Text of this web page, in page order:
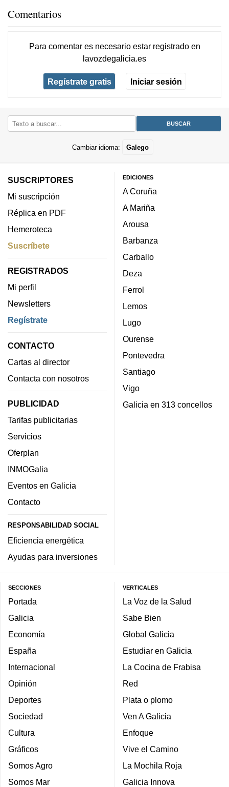
Comentarios
Para comentar es necesario estar registradoen
lavozdegalicia.es
Regístrate gratis Iniciar sesión
Cambiar idioma: Galego
SUSCRIPTORES
Mi suscripción
Réplica en PDF
Hemeroteca
Suscríbete
REGISTRADOS
Mi perfil
Newsletters
Regístrate
CONTACTO
Cartas al director
Contacta con nosotros
PUBLICIDAD
Tarifas publicitarias
Servicios
Oferplan
INMOGalia
Eventos en Galicia
Contacto
RESPONSABILIDAD SOCIAL
Eficiencia energética
Ayudas para inversiones
EDICIONES
A Coruña
A Mariña
Arousa
Barbanza
Carballo
Deza
Ferrol
Lemos
Lugo
Ourense
Pontevedra
Santiago
Vigo
Galicia en 313 concellos
SECCIONES
Portada
Galicia
Economía
España
Internacional
Opinión
Deportes
Sociedad
Cultura
Gráficos
Somos Agro
Somos Mar
VERTICALES
La Voz de la Salud
Sabe Bien
Global Galicia
Estudiar en Galicia
La Cocina de Frabisa
Red
Plata o plomo
Ven A Galicia
Enfoque
Vive el Camino
La Mochila Roja
Galicia Innova